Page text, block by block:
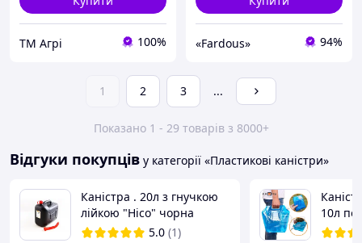
ТМ Агрі 100% «Fardous» 94%
1 2 3 ...
Показано 1 - 29 товарів з 8000+
Відгуки покупців у категорії «Пластикові каністри»
Каністра . 20л з гнучкою
лійкою "Hico" чорна
5.0 (1)
10л